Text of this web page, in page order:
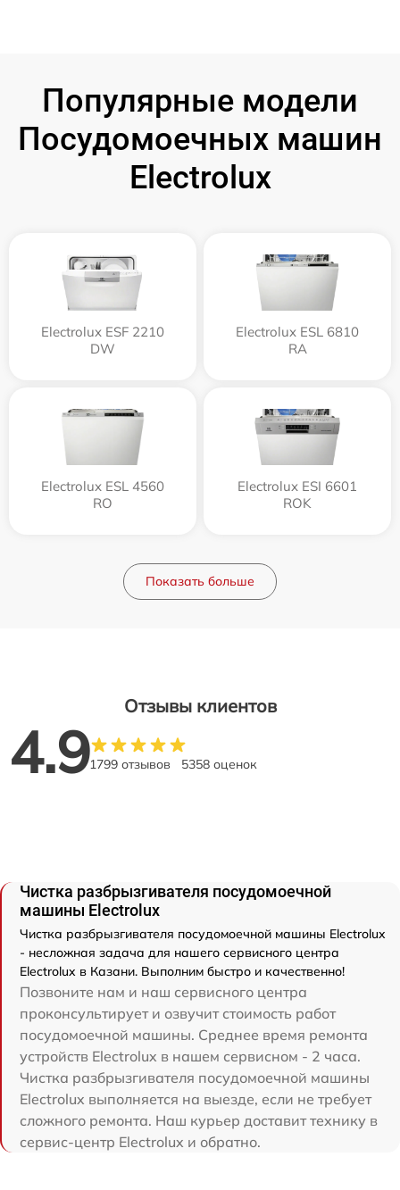
Популярные модели
Посудомоечных машин
Electrolux
Electrolux ESF 2210
DW
Electrolux ESL 6810
RA
Electrolux ESL 4560
RO
Electrolux ESI 6601
ROK
Показать больше
Отзывы клиентов
4.91799 отзывов 5358 оценок
Чистка разбрызгивателя посудомоечной
машины Electrolux
Чистка разбрызгивателя посудомоечной машины Electrolux
- несложная задача для нашего сервисного центра
Electrolux в Казани. Выполним быстро и качественно!
Позвоните нам и наш сервисного центра
проконсультирует и озвучит стоимость работ
посудомоечной машины. Среднее время ремонта
устройств Electrolux в нашем сервисном - 2 часа.
Чистка разбрызгивателя посудомоечной машины
Electrolux выполняется на выезде, если не требует
сложного ремонта. Наш курьер доставит технику в
сервис-центр Electrolux и обратно.